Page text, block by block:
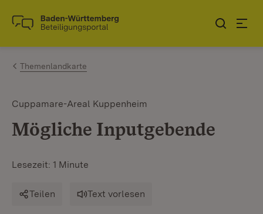
Zum Inhalt springen
Link zur Startseite
Themenlandkarte
Cuppamare-Areal Kuppenheim
Mögliche Inputgebende
Lesezeit: 1 Minute
Teilen Text vorlesen